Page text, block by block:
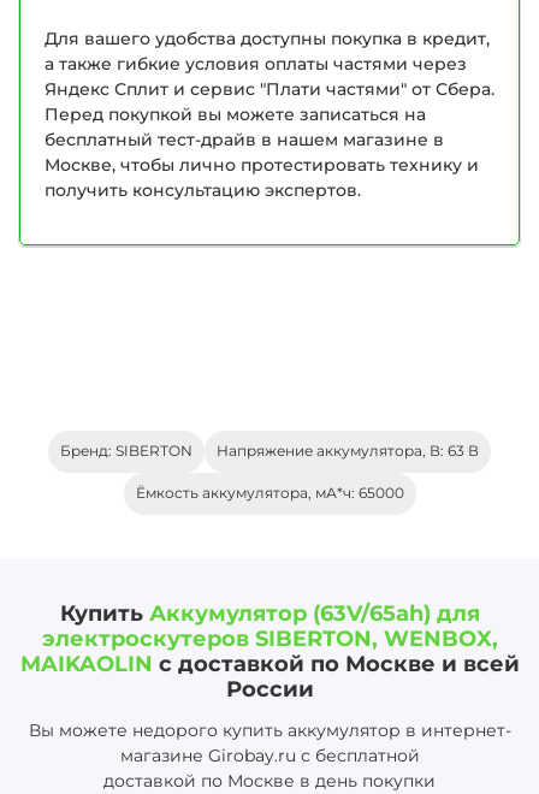
Для вашего удобства доступны покупка в кредит,
а также гибкие условия оплаты частями через
Яндекс Сплит и сервис "Плати частями" от Сбера.
Перед покупкой вы можете записаться на
бесплатный тест-драйв в нашем магазине в
Москве, чтобы лично протестировать технику и
получить консультацию экспертов.
Бренд: SIBERTON Напряжение аккумулятора, В: 63 В
Ёмкость аккумулятора, мА*ч: 65000
Купить Аккумулятор (63V/65ah) для
электроскутеров SIBERTON, WENBOX,
MAIKAOLIN с доставкой по Москве и всей
России
Вы можете недорого купить аккумулятор в интернет-
магазине Girobay.ru с бесплатной
доставкой по Москве в день покупки